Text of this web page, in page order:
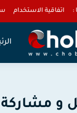
: اتفاقية الاستخدام
و